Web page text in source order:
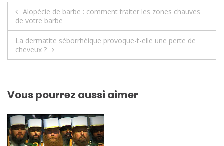
Navigation
de
l’article
Alopécie de barbe : comment traiter les zones chauves
de votre barbe
La dermatite séborrhéique provoque-t-elle une perte de
cheveux ?
Vous pourrez aussi aimer